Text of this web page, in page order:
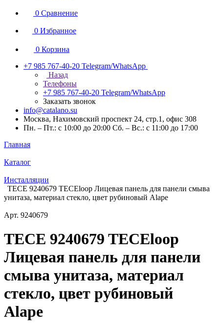
0 Сравнение
0 Избранное
0 Корзина
+7 985 767-40-20 Telegram/WhatsApp
Назад
Телефоны
+7 985 767-40-20 Telegram/WhatsApp
Заказать звонок
info@catalano.su
Москва, Нахимовский проспект 24, стр.1, офис 308
Пн. – Пт.: с 10:00 до 20:00 Сб. – Вс.: с 11:00 до 17:00
Главная
Каталог
Инсталляции
TECE 9240679 TECEloop Лицевая панель для панели смыва
унитаза, материал стекло, цвет рубиновый Alape
Арт. 9240679
TECE 9240679 TECEloop
Лицевая панель для панели
смыва унитаза, материал
стекло, цвет рубиновый
Alape